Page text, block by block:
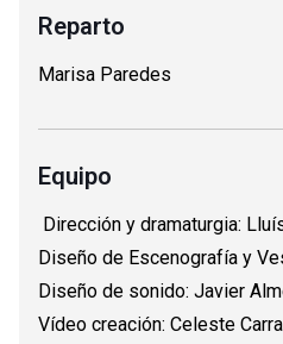
Reparto
Marisa Paredes
Equipo
Dirección y dramaturgia:
Diseño de Escenografía y
Diseño de sonido: Javier
Vídeo creación: Celeste